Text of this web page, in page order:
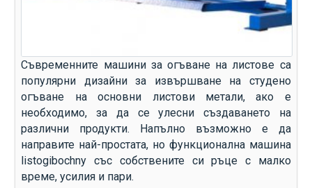
Съвременните машини за огъване на листове са
популярни дизайни за извършване на студено
огъване на основни листови метали, ако е
необходимо, за да се улесни създаването на
различни продукти. Напълно възможно е да
направите най-простата, но функционална машина
listogibochny със собствените си ръце с малко
време, усилия и пари.